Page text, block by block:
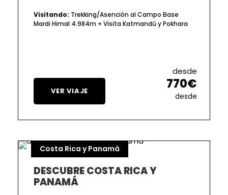
VER VIAJE
desde
770€
desde
Visitando: Trekking/Asención al Campo Base
Mardi Himal 4.984m + Visita Katmandú y Pokhara
Costa Rica y Panamá
DESCUBRE COSTA RICA Y
PANAMÁ